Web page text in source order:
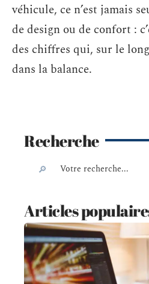
véhicule, ce n’est jamais
de design ou de confort :
des chiffres qui, sur le
dans la balance.
Recherche
Articles